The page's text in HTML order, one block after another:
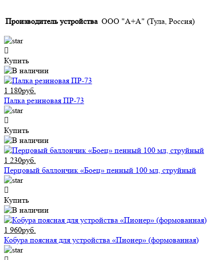
Производитель устройства ООО "А+А" (Тула, Россия)
Купить
1 180руб.
Палка резиновая ПР-73
Купить
1 230руб.
Перцовый баллончик «Боец» пенный 100 мл, струйный
Купить
1 960руб.
Кобура поясная для устройства «Пионер» (формованная)